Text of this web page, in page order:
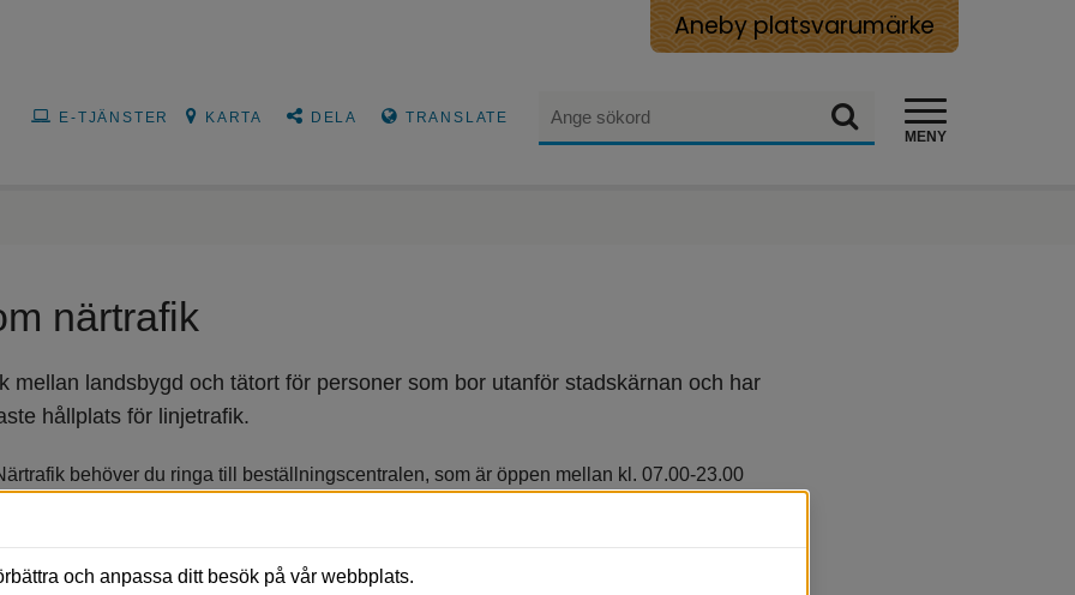
Aneby platsvarumärke
Sök
MENY
E-TJÄNSTER KARTA DELA TRANSLATE
närtrafik
mellan landsbygd och tätort för personer som bor utanför stadskärnan och har
hållplats för linjetrafik.
behöver du ringa till beställningscentralen, som är öppen mellan kl. 07.00-23.00
boka din resa minst två timmar före önskad avresa. Varje vecka kan du boka upp till
krav för att få tillgång till Närtrafik. Läs mer på Jönköpings länstrafik hemsida.
och anpassa ditt besök på vår webbplats.